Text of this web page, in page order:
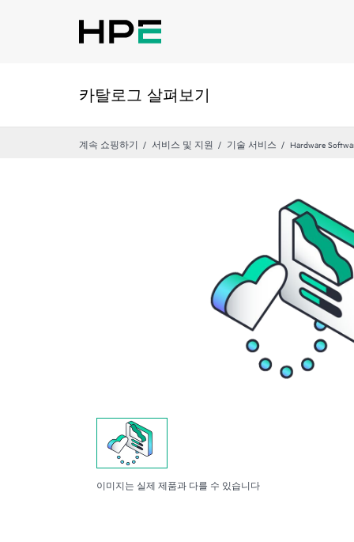
카탈로그 살펴보기
계속 쇼핑하기 서비스 및 지원 기술 서비스 Hardware
이미지는 실제 제품과 다를 수 있습니다